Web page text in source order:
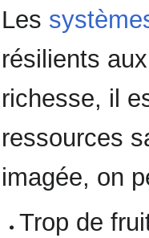
Les
résilients
richesse, il
ressources
imagée, on
Trop de